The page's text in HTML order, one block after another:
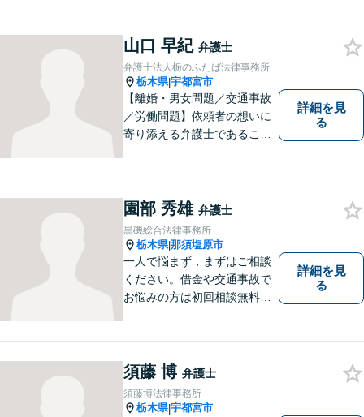
合わせください。
山口 早紀 弁護士
弁護士法人栃のふたば法律事務所
栃木県|宇都宮市
【離婚・男女問題／交通事故
／労働問題】依頼者の想いに
寄り添える弁護士であること
困りごとがあればご相談くだ
さい！【駐車場有】
詳細を見
る
園部 秀雄 弁護士
黒磯総合法律事務所
栃木県|那須塩原市
一人で悩まず，まずはご相談
ください。借金や交通事故で
お悩みの方は初回相談無料で
詳細を見
る
須藤 博 弁護士
須藤博法律事務所
栃木県|宇都宮市